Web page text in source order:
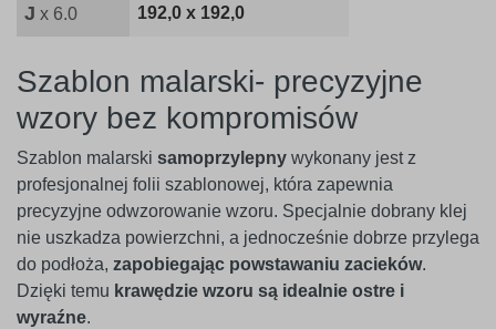
J x 6.0 192,0 x 192,0
Szablon malarski- precyzyjne
wzory bez kompromisów
Szablon malarski samoprzylepny wykonany jest z
profesjonalnej folii szablonowej, która zapewnia
precyzyjne odwzorowanie wzoru. Specjalnie dobrany klej
nie uszkadza powierzchni, a jednocześnie dobrze przylega
do podłoża, zapobiegając powstawaniu zacieków.
Dzięki temu krawędzie wzoru są idealnie ostre i
wyraźne.